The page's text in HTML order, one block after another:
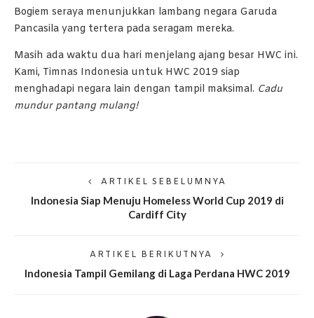
Bogiem seraya menunjukkan lambang negara Garuda
Pancasila yang tertera pada seragam mereka.
Masih ada waktu dua hari menjelang ajang besar HWC ini.
Kami, Timnas Indonesia untuk HWC 2019 siap
menghadapi negara lain dengan tampil maksimal. Cadu
mundur pantang mulang!
ARTIKEL SEBELUMNYA
Indonesia Siap Menuju Homeless World Cup 2019 di
Cardiff City
ARTIKEL BERIKUTNYA
Indonesia Tampil Gemilang di Laga Perdana HWC 2019